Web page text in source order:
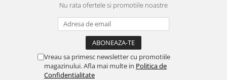
Nu rata ofertele si promotiile noastre
Vreau sa primesc newsletter cu promotiile
magazinului. Afla mai multe in Politica de
Confidentialitate